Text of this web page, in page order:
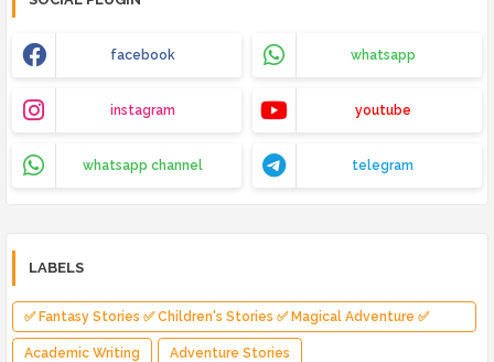
facebook whatsapp
instagram youtube
whatsapp channel telegram
LABELS
✅ Fantasy Stories ✅ Children's Stories ✅ Magical Adventure ✅
Indian Fantasy ✅ Enchanted Kingdom ✅ Heroic Quest ✅ Fairy Tale
Academic Writing Adventure Stories